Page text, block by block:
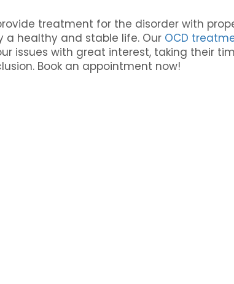
treatment for the disorder with
a healthy and stable life. Our OCD
issues with great interest, taking their
Book an appointment now!